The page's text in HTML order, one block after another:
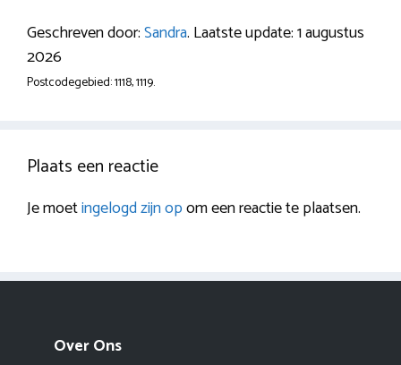
Geschreven door:Sandra. Laatste update: 1 augustus
2026
Postcodegebied: 1118, 1119.
Plaats een reactie
Je moetingelogd zijn opom een reactie te plaatsen.
Over Ons